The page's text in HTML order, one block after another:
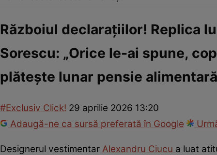
Războiul declarațiilor! Replica
Sorescu: „Orice le-ai spune,
plătește lunar pensie
#Exclusiv Click! 29 aprilie 2026 13:20
Adaugă-ne ca sursă preferată în Google
Designerul vestimentar Alexandru Ciucu a luat